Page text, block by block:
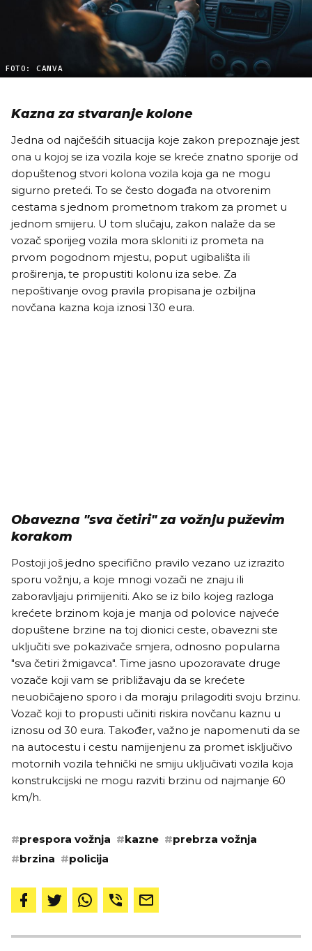
FOTO: CANVA
Kazna za stvaranje kolone
Jedna od najčešćih situacija koje zakon prepoznaje jest
ona u kojoj se iza vozila koje se kreće znatno sporije od
dopuštenog stvori kolona vozila koja ga ne mogu
sigurno preteći. To se često događa na otvorenim
cestama s jednom prometnom trakom za promet u
jednom smijeru. U tom slučaju, zakon nalaže da se
vozač sporijeg vozila mora skloniti iz prometa na
prvom pogodnom mjestu, poput ugibališta ili
proširenja, te propustiti kolonu iza sebe. Za
nepoštivanje ovog pravila propisana je ozbiljna
novčana kazna koja iznosi 130 eura.
Obavezna "sva četiri" za vožnju puževim
korakom
Postoji još jedno specifično pravilo vezano uz izrazito
sporu vožnju, a koje mnogi vozači ne znaju ili
zaboravljaju primijeniti. Ako se iz bilo kojeg razloga
krećete brzinom koja je manja od polovice najveće
dopuštene brzine na toj dionici ceste, obavezni ste
uključiti sve pokazivače smjera, odnosno popularna
"sva četiri žmigavca". Time jasno upozoravate druge
vozače koji vam se približavaju da se krećete
neuobičajeno sporo i da moraju prilagoditi svoju brzinu.
Vozač koji to propusti učiniti riskira novčanu kaznu u
iznosu od 30 eura. Također, važno je napomenuti da se
na autocestu i cestu namijenjenu za promet isključivo
motornih vozila tehnički ne smiju uključivati vozila koja
konstrukcijski ne mogu razviti brzinu od najmanje 60
km/h.
#prespora vožnja #kazne #prebrza vožnja
#brzina #policija